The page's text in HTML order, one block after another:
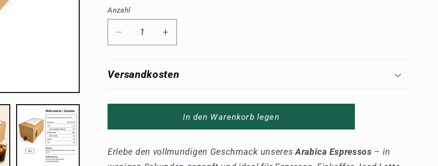
Anzahl
Anzahl
Verringere
die
für
Bag-
Box
Liter
Erhöhe
die
für
Bag-
Box
Liter
Versandkosten
In den Warenkorb legen
Erlebe den vollmundigen Geschmack unseresArabica Espressos – in